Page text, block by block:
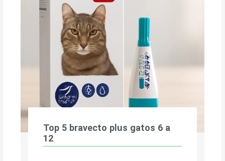
Top 5 bravecto plus gatos 6 a
12